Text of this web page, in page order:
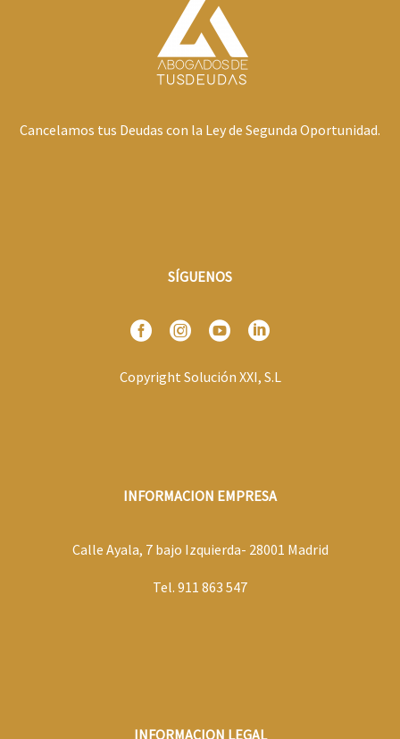
Cancelamos tus Deudas con la Ley de Segunda Oportunidad.
SÍGUENOS
Copyright Solución XXI, S.L
INFORMACION EMPRESA
Calle Ayala, 7 bajo Izquierda- 28001 Madrid
Tel. 911 863 547
INFORMACION LEGAL